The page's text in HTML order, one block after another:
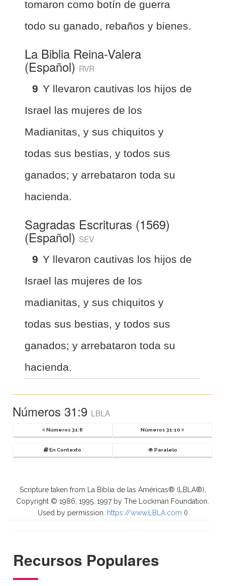
tomaron como botín de guerra
todo su ganado, rebaños y bienes.
La Biblia Reina-Valera
(Español) RVR
9 Y llevaron cautivas los hijos de
Israel las mujeres de los
Madianitas, y sus chiquitos y
todas sus bestias, y todos sus
ganados; y arrebataron toda su
hacienda.
Sagradas Escrituras (1569)
(Español) SEV
9 Y llevaron cautivas los hijos de
Israel las mujeres de los
madianitas, y sus chiquitos y
todas sus bestias, y todos sus
ganados; y arrebataron toda su
hacienda.
Números 31:9 LBLA
Números 31:8 Números 31:10
En Contexto Paralelo
Scripture taken from La Biblia de las Américas® (LBLA®),
Copyright © 1986, 1995, 1997 by The Lockman Foundation.
Used by permission.
https://www.LBLA.com ()
Recursos Populares